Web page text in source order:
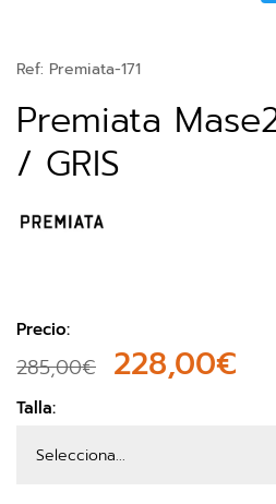
Ref: Premiata-171
Premiata
/ GRIS
Precio:
285,00€ 228,00€
Talla: